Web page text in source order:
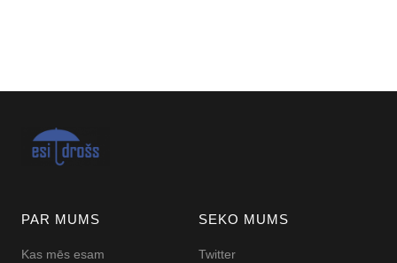
PAR MUMS
Kas mēs esam
SEKO MUMS
Twitter